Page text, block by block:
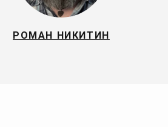
РОМАН НИКИТИН